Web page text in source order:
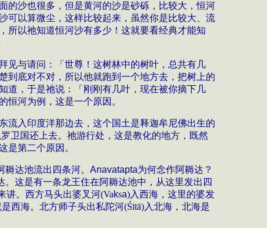
的沙也很多，但是黄河的沙是砂砾，比较大，恒河
可以算微尘，这样比较起来，虽然你是比较大、流
所以祂知道恒河沙有多少！这就要看经典才能知
见与请问：「世尊！这树林中的树叶，总共有几
到底对不对，所以他就跑到一个地方去，把树上的
道，于是祂说：「刚刚有几叶，现在被你摘下几
恒河为例，这是一个原因。
流入印度洋那边去，这个国土是释迦牟尼佛出生的
卫国还上去。祂游行处，这是教化的地方，既然
是第二个原因。
达池流出四条河。 Anavatapta为何念作阿耨达？
。这是有一条龙王住在阿耨达池中，从这里发出四
讲。西方马头出婆叉河(Vaksa)入西海，这里的婆发
西海。北方师子头出私陀河(Śītā)入北海，北海是